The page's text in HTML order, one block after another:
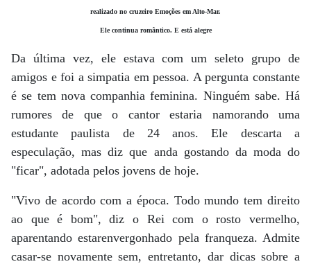
realizado no cruzeiro Emoções em Alto-Mar.
Ele continua romântico. E está alegre
Da última vez, ele estava com um seleto grupo de
amigos e foi a simpatia em pessoa. A pergunta constante
é se tem nova companhia feminina. Ninguém sabe. Há
rumores de que o cantor estaria namorando uma
estudante paulista de 24 anos. Ele descarta a
especulação, mas diz que anda gostando da moda do
"ficar", adotada pelos jovens de hoje.
"Vivo de acordo com a época. Todo mundo tem direito
ao que é bom", diz o Rei com o rosto vermelho,
aparentando estarenvergonhado pela franqueza. Admite
casar-se novamente sem, entretanto, dar dicas sobre a